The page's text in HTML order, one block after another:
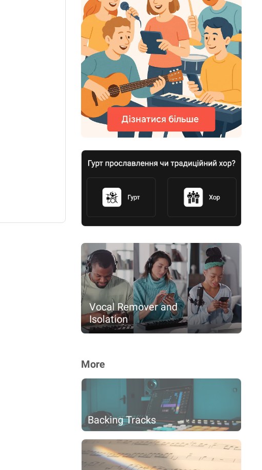
Vocal Remover and
Isolation
More
Backing Tracks